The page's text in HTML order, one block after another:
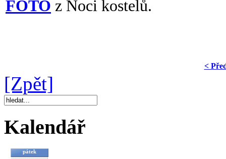
FOTO z Noci kostelů.
<
[Zpět]
Kalendář
pátek